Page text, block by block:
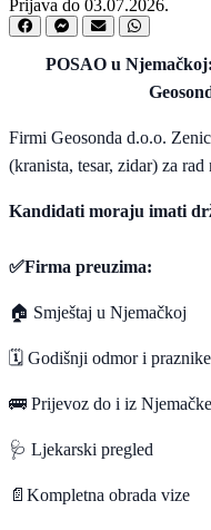
Prijava do 03.07.2026.
POSAO u
Firmi Geosonda d.o.o.
(kranista, tesar, zidar) za rad
Kandidati moraju imati
✅Firma preuzima:
🏠 Smještaj u Njemačkoj
🗓 Godišnji odmor i praznike
🚌 Prijevoz do i iz Njemačke
🩺 Ljekarski pregled
📄 Kompletna obrada vize